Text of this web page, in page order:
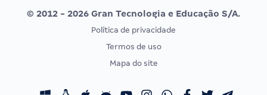
Vunesp
CONCURSOS POR PROFISSÃO
Concursos Fiscais
EXAME DE ORDEM
Calendário OAB
© 2012 - 2026 Gran Tecnologia e Educação S/A.
Política de privacidade
Termos de uso
Mapa do site